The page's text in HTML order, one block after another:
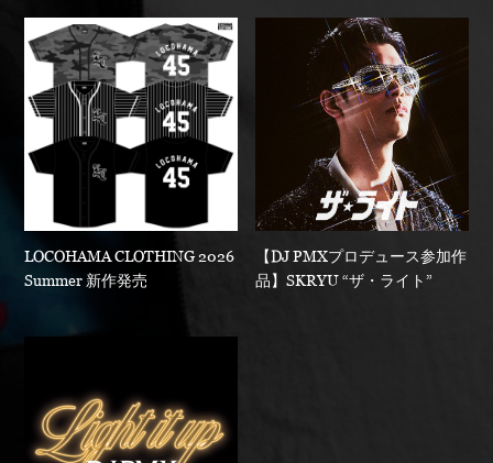
LOCOHAMA CLOTHING 2026
Summer 新作発売
【DJ PMXプロデュース参加作
品】SKRYU “ザ・ライト”